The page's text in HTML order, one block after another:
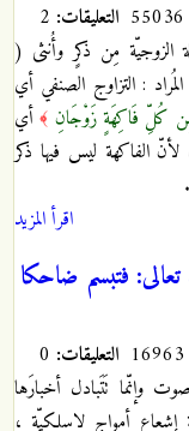
التعليقات:
الزوجيّة مِن ذكرٍ وأُنثى (
: التزاوج الصنفي أي
مِن كُلِّ فَاكِهَةٍ زَوْجَانِ ﴾أي
الفاكهة ليس فيها ذكر
اقرأ المزيد
تعالى: فتبسم ضاحكا
التعليقات:
وإنّما تَتَبادل أخبارَها
أمواج لاسلكيّة ،